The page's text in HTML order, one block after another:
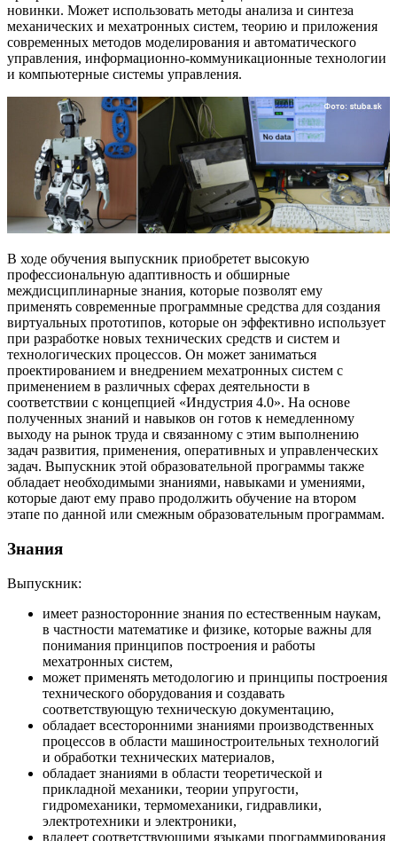
новинки. Может использовать методы анализа и синтеза
механических и мехатронных систем, теорию и приложения
современных методов моделирования и автоматического
управления, информационно-коммуникационные технологии
и компьютерные системы управления.
В ходе обучения выпускник приобретет высокую
профессиональную адаптивность и обширные
междисциплинарные знания, которые позволят ему
применять современные программные средства для создания
виртуальных прототипов, которые он эффективно использует
при разработке новых технических средств и систем и
технологических процессов. Он может заниматься
проектированием и внедрением мехатронных систем с
применением в различных сферах деятельности в
соответствии с концепцией «Индустрия 4.0». На основе
полученных знаний и навыков он готов к немедленному
выходу на рынок труда и связанному с этим выполнению
задач развития, применения, оперативных и управленческих
задач. Выпускник этой образовательной программы также
обладает необходимыми знаниями, навыками и умениями,
которые дают ему право продолжить обучение на втором
этапе по данной или смежным образовательным программам.
Знания
Выпускник:
имеет разносторонние знания по естественным наукам,
в частности математике и физике, которые важны для
понимания принципов построения и работы
мехатронных систем,
может применять методологию и принципы построения
технического оборудования и создавать
соответствующую техническую документацию,
обладает всесторонними знаниями производственных
процессов в области машиностроительных технологий
и обработки технических материалов,
обладает знаниями в области теоретической и
прикладной механики, теории упругости,
гидромеханики, термомеханики, гидравлики,
электротехники и электроники,
владеет соответствующими языками программирования